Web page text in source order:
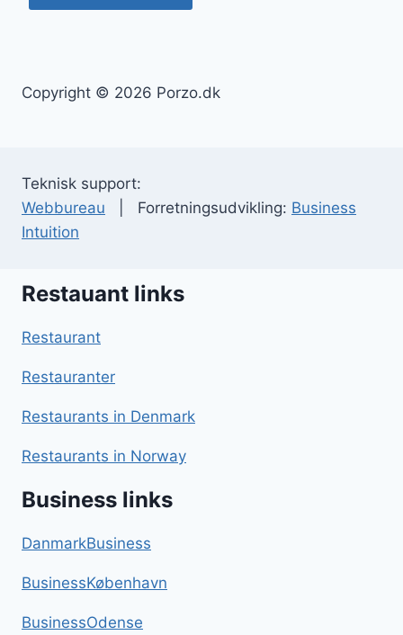
Copyright © 2026 Porzo.dk
Teknisk support:
Webbureau | Forretningsudvikling: Business
Intuition
Restauant links
Restaurant
Restauranter
Restaurants in Denmark
Restaurants in Norway
Business links
DanmarkBusiness
BusinessKøbenhavn
BusinessOdense